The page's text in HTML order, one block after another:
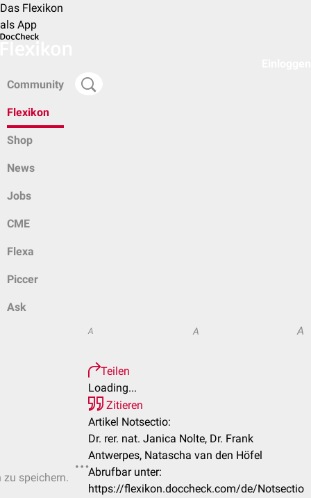
Das Flexikon
als App
Community
Flexikon
Shop
News
Jobs
CME
Flexa
Piccer
Ask
zu speichern.
A A A
Teilen
Loading...
Zitieren
Artikel Notsectio:
Dr. rer. nat. Janica Nolte, Dr. Frank
Antwerpes, Natascha van den Höfel
Abrufbar unter:
https://flexikon.doccheck.com/de/Notsectio